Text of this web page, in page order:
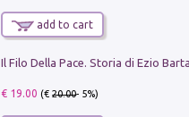
add to cart
€ 19.00 (€20.00- 5%)